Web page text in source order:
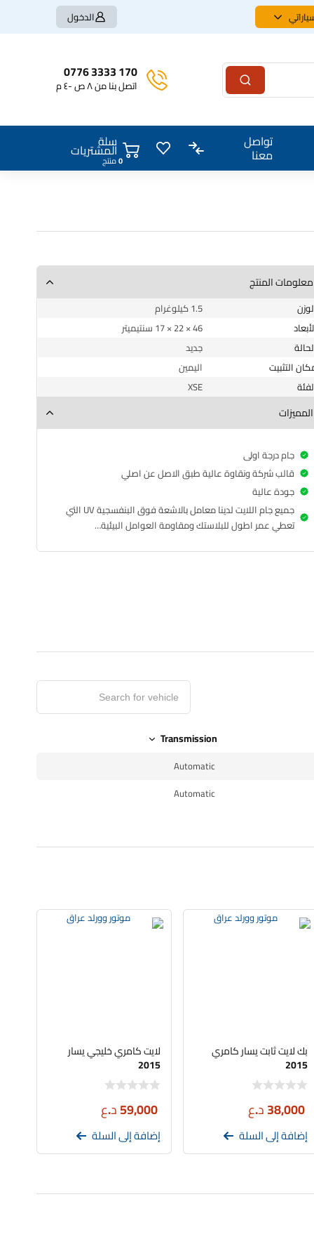
الدخول
170 3333 0776
اتصل بنا من ٨ ص -٤ م
تواصل
معنا
سلة
المشتريات0منتج
معلومات المنتج
الوزن
1.5 كيلوغرام
الأبعاد
46 × 22 × 17 سنتيميتر
الحالة
جديد
مكان التثبيت
اليمين
الفئة
XSE
المميزات
جام درجة اولى
قالب شركة ونقاوة عالية طبق الاصل عن اصلي
جودة عالية
جميع جام اللايت لدينا معامل بالاشعة فوق البنفسجية UV التي
تعطي عمر اطول للبلاستك ومقاومة العوامل البيئية…
Transmission
Automatic
Automatic
بك لايت ثابت يسار كامري
2015
38,000د.ع
إضافة إلى السلة
لايت كامري خليجي يسار
2015
59,000د.ع
إضافة إلى السلة